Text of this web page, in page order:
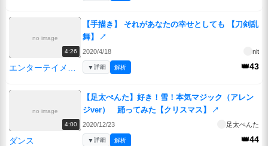
no image
4:26
【手描き】 それがあなたの幸せとしても 【刀剣乱
舞】
↗
2020/4/18 nit
👑43
▼詳細 解析
no image
4:00
【足太ぺんた】好き！雪！本気マジック（アレン
ジver） 踊ってみた【クリスマス】
↗
2020/12/23 足太ぺんた
ダンス 👑44
▼詳細 解析